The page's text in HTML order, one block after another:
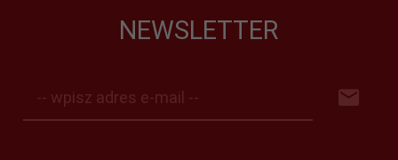
NEWSLETTER
-- wpisz adres e-mail --